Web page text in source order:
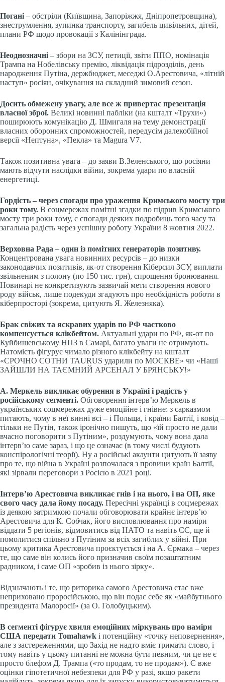
Погані – обстріли (Київщина, Запоріжжя, Дніпропетровщина),
знеструмлення, зупинка транспорту, загибель цивільних, дітей,
плани РФ щодо провокації з Калінінграда.
Неоднозначні – збори на ЗСУ, петиції, звіти ППО, номінація
Трампа на Нобелівську премію, ліквідація підрозділів, день
народження Путіна, держбюджет, меседжі О.Арестовича, «літній
наступ» росіян, очікування на складний зимовий сезон.
Досить обмежену увагу, але все ж привертає презентація
власної зброї. Великі новинні пабліки (на кшталт «Трухи»)
поширюють комунікацію Д. Шмигаля на тему демонстрації
власних оборонних спроможностей, передусім далекобійної
версії «Нептуна», «Пекла» та Magura V7.
Також позитивна увага – до заяви В.Зеленського, що росіяни
мають відчути наслідки війни, зокрема удари по власній
енергетиці.
Гордість – через спогади про ураження Кримського мосту три
роки тому. В соцмережах помітні згадки по підрив Кримського
мосту три роки тому, є спогади деяких подробиць того часу та
загальна радість через успішну роботу України 8 жовтня 2022.
Верховна Рада – один із помітних генераторів позитиву.
Концентрована увага новинних ресурсів – до низки
законодавчих позитивів, як-от створення Кіберсил ЗСУ, виплати
звільненим з полону (по 150 тис. грн), спрощення бронювання.
Новинарі не конкретизують зазвичай мети створення нового
роду військ, лише подекуди згадують про необхідність роботи в
кіберпросторі (зокрема, цитують Я. Железняка).
Брак свіжих та яскравих ударів по РФ частково
компенсується клікбейтом. Актуальні удари по РФ, як-от по
Куйбишевському НПЗ в Самарі, багато уваги не отримують.
Натомість фігурує чимало різного клікбейту на кшталт
«СРОЧНО СОТНИ TAURUS ударили по МОСКВЕ» чи «Наші
ЗАЙШЛИ НА ТАЄМНИЙ АРСЕНАЛ У БРЯНСЬКУ!»
А. Меркель викликає обурення в Україні і радість у
російському сегменті. Обговорення інтерв’ю Меркель в
українських соцмережах дуже емоційне і гнівне: з сарказмом
питають, чому в неї винні всі – і Польща, і країни Балтії, і ковід –
тільки не Путін, також іронічно пишуть, що «їй просто не дали
вчасно поговорити з Путіним», роздумують, чому вона дала
інтерв’ю саме зараз, і що це означає (в тому числі будують
конспірологічні теорії). Ну а російські акаунти цитують її заяву
про те, що війна в Україні розпочалася з провини країн Балтії,
які зірвали переговори з Росією в 2021 році.
Інтерв’ю Арестовича викликає гнів і на нього, і на ОП, яке
свого часу дала йому посаду. Пересічні українці в соцмережах
із деякою затримкою почали обговорювати крайнє інтерв’ю
Арестовича для К. Собчак, його висловлювання про наміри
віддати 5 регіонів, відмовитись від НАТО та навіть ЄС, ще й
помолитися спільно з Путіним за всіх загиблих у війні. При
цьому критика Арестовича проєктується і на А. Єрмака – через
те, що саме він колись його призначив своїм позаштатним
радником, і саме ОП «зробив із нього зірку».
Відзначають і те, що риторика самого Арестовича стає вже
неприховано проросійською, що він подає себе як «майбутнього
президента Малоросії» (за О. Голобуцьким).
В сегменті фігурує хвиля емоційних міркувань про наміри
США передати Tomahawk і потенційну «точку неповернення»,
але з застереженнями, що Захід не надто вміє тримати слово, і
тому навіть у цьому питанні не можна бути певним, чи це не є
просто блефом Д. Трампа («то продам, то не продам»). Є вже
оцінки гіпотетичної небезпеки для РФ у разі, якщо ракети